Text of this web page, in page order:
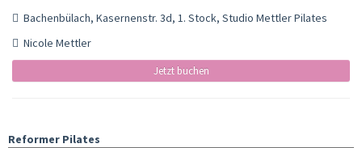
Bachenbülach, Kasernenstr. 3d, 1. Stock, Studio Mettler Pilates
Nicole Mettler
Jetzt buchen
Reformer Pilates